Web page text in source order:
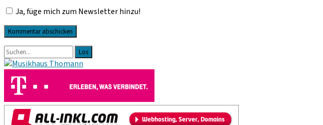
Ja, füge mich zum Newsletter hinzu!
Primäre
Sidebar
Suche
nach: